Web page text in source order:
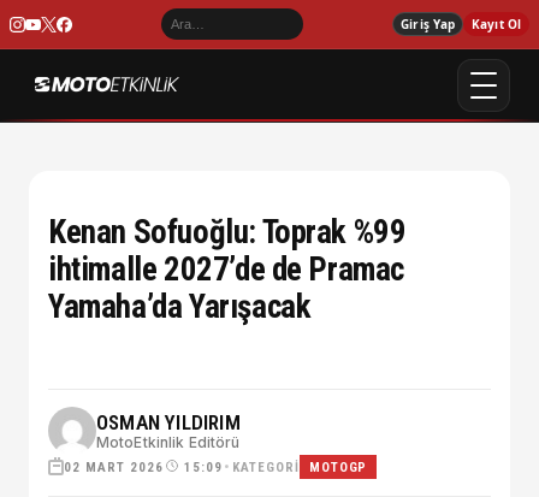
Giriş Yap Kayıt Ol
Kenan Sofuoğlu: Toprak %99
ihtimalle 2027’de de Pramac
Yamaha’da Yarışacak
OSMAN YILDIRIM
MotoEtkinlik Editörü
02 MART 2026 15:09 • KATEGORI MOTOGP